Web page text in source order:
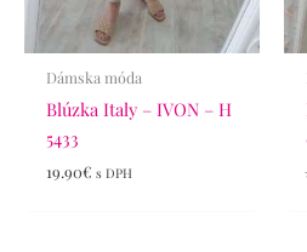
Dámska móda
Blúzka Italy – IVON – H
5433
19.90€ s DPH